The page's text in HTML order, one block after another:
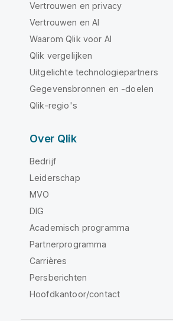
Vertrouwen en privacy
Vertrouwen en AI
Waarom Qlik voor AI
Qlik vergelijken
Uitgelichte technologiepartners
Gegevensbronnen en -doelen
Qlik-regio's
Over Qlik
Bedrijf
Leiderschap
MVO
DIG
Academisch programma
Partnerprogramma
Carrières
Persberichten
Hoofdkantoor/contact